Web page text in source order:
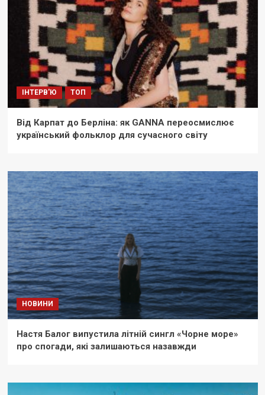
ІНТЕРВ'Ю ТОП
Від Карпат до Берліна: як GANNA переосмислює
український фольклор для сучасного світу
НОВИНИ
Настя Балог випустила літній сингл «Чорне море»
про спогади, які залишаються назавжди